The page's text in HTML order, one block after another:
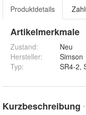
Produktdetails
Artikelmerkmale
Zustand:
Neu
Hersteller:
Simson
Typ: SR4-2,
Kurzbeschreibung *